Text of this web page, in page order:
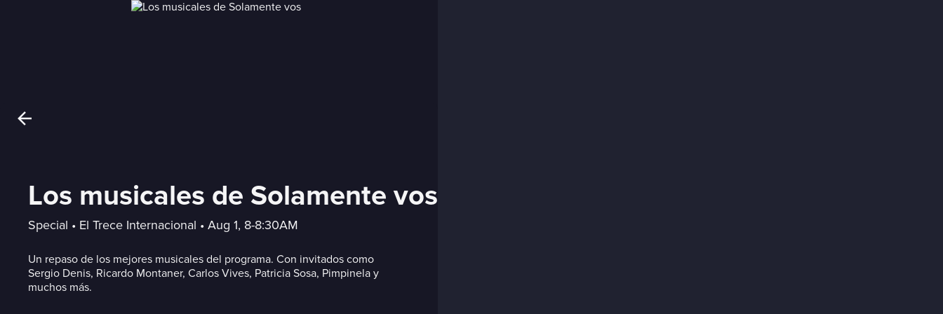
Los musicales de Solamente vos
Special • El Trece Internacional • Aug 1, 8-8:30AM
Un repaso de los mejores musicales del programa. Con invitados como
Sergio Denis, Ricardo Montaner, Carlos Vives, Patricia Sosa, Pimpinela y
muchos más.